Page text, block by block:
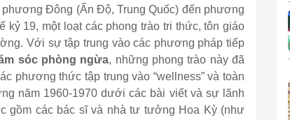
Đông (Ấn Độ, Trung Quốc) đến phương
kỷ 19, một loạt các phong trào tri thức, tôn giáo
Với sự tập trung vào các phương pháp tiếp
sóc phòng ngừa, những phong trào này đã
phương thức tập trung vào “wellness” và toàn
năm 1960-1970 dưới các bài viết và sự lãnh
gồm các bác sĩ và nhà tư tưởng Hoa Kỳ (như